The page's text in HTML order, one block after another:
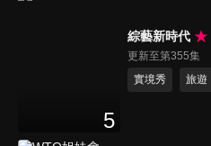
5
綜藝新時代
更新至第355集
實境秀
旅遊